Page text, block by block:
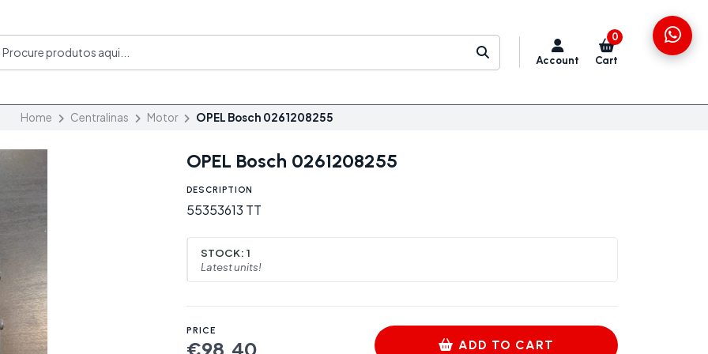
Account
0
Cart
Home Centralinas Motor OPEL Bosch 0261208255
OPEL Bosch 0261208255
DESCRIPTION
55353613 TT
STOCK: 1
Latest units!
PRICE
€98,40 ADD TO CART